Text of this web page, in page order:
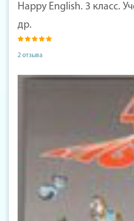
Happy English. 3 класс.
др.
2 отзыва